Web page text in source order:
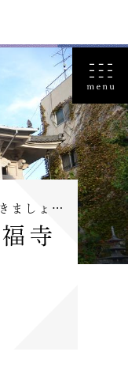
ましょ…
寺